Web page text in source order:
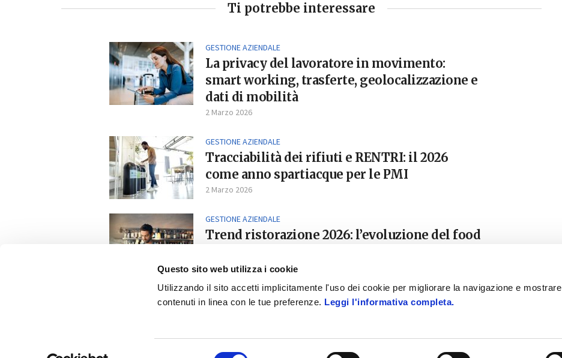
Questo sito web utilizza i cookie
Utilizzando il sito accetti implicitamente l'uso dei cookie per migliorare la navigazione e mostrare
contenuti in linea con le tue preferenze. Leggi l'informativa completa.
Ti potrebbe interessare
GESTIONE AZIENDALE
La privacy del lavoratore in movimento:
smart working, trasferte, geolocalizzazione e
dati di mobilità
2 Marzo 2026
GESTIONE AZIENDALE
Tracciabilità dei rifiuti e RENTRI: il 2026
come anno spartiacque per le PMI
2 Marzo 2026
GESTIONE AZIENDALE
Trend ristorazione 2026: l’evoluzione del food
27 Gennaio 2026